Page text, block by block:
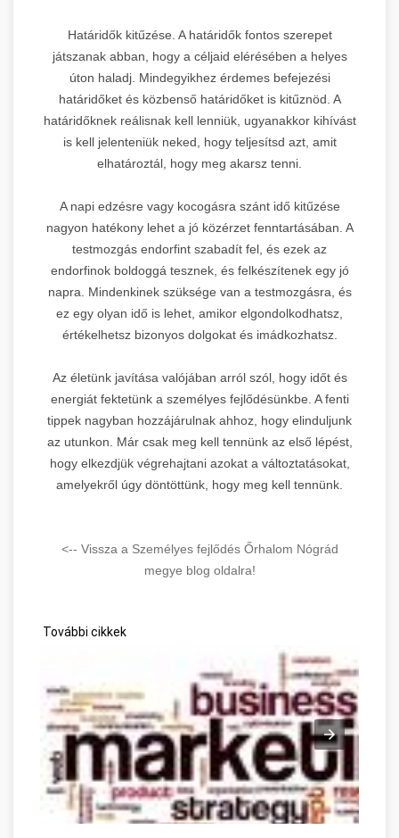
Határidők kitűzése. A határidők fontos szerepet
játszanak abban, hogy a céljaid elérésében a helyes
úton haladj. Mindegyikhez érdemes befejezési
határidőket és közbenső határidőket is kitűznöd. A
határidőknek reálisnak kell lenniük, ugyanakkor kihívást
is kell jelenteniük neked, hogy teljesítsd azt, amit
elhatároztál, hogy meg akarsz tenni.
A napi edzésre vagy kocogásra szánt idő kitűzése
nagyon hatékony lehet a jó közérzet fenntartásában. A
testmozgás endorfint szabadít fel, és ezek az
endorfinok boldoggá tesznek, és felkészítenek egy jó
napra. Mindenkinek szüksége van a testmozgásra, és
ez egy olyan idő is lehet, amikor elgondolkodhatsz,
értékelhetsz bizonyos dolgokat és imádkozhatsz.
Az életünk javítása valójában arról szól, hogy időt és
energiát fektetünk a személyes fejlődésünkbe. A fenti
tippek nagyban hozzájárulnak ahhoz, hogy elinduljunk
az utunkon. Már csak meg kell tennünk az első lépést,
hogy elkezdjük végrehajtani azokat a változtatásokat,
amelyekről úgy döntöttünk, hogy meg kell tennünk.
<-- Vissza a Személyes fejlődés Őrhalom Nógrád
megye blog oldalra!
További cikkek